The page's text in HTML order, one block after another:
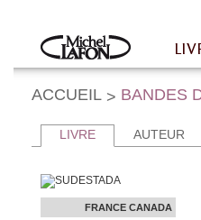
Accueil
ACCUEIL > BANDES
LIVRE AUTEUR
FRANCE CANADA